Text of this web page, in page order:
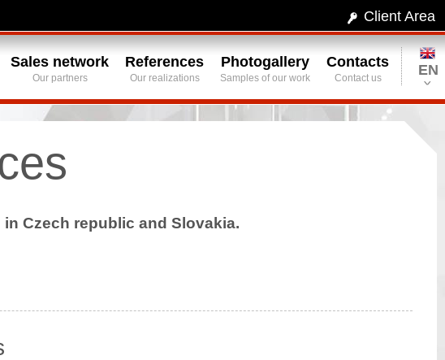
Client Area
EN
Sales network
Our partners
References
Our realizations
Photogallery
Samples of our work
Contacts
Contact us
Czech republic and Slovakia.